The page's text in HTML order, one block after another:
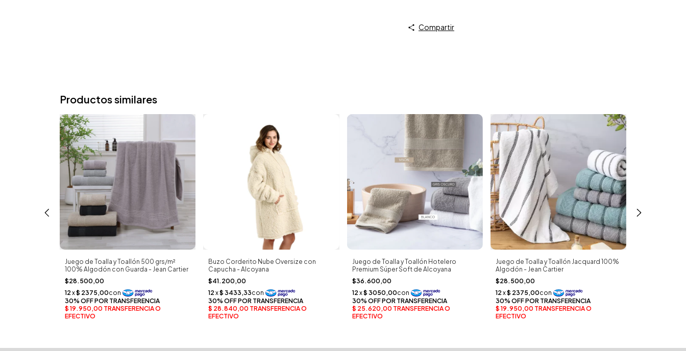
Compartir
Productos similares
Juego de Toalla y Toallón 500 grs/m²
100% Algodón con Guarda - Jean Cartier
$28.500,00
Buzo Corderito Nube Oversize con
Capucha - Alcoyana
$41.200,00
Juego de Toalla y Toallón Hotelero
Premium Súper Soft de Alcoyana
$36.600,00
Juego de Toalla y Toallón Jacquard 100%
Algodón - Jean Cartier
$28.500,00